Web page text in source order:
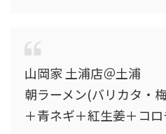
山岡家 土浦店＠土浦
朝ラーメン(バリカタ・
＋青ネギ＋紅生姜＋コ